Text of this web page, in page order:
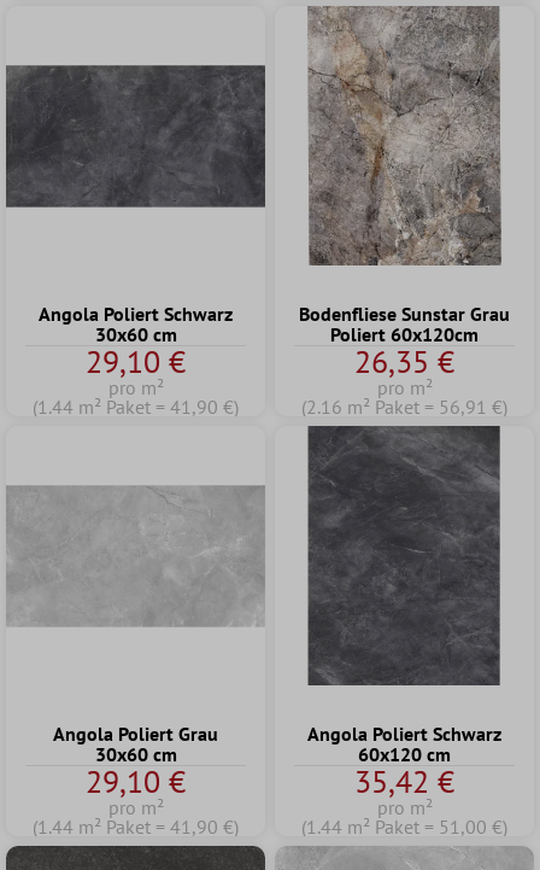
Angola Poliert Schwarz
30x60 cm
29,10 €
pro m²
(1.44 m² Paket = 41,90 €)
Bodenfliese Sunstar Grau
Poliert 60x120cm
26,35 €
pro m²
(2.16 m² Paket = 56,91 €)
Angola Poliert Grau
30x60 cm
29,10 €
pro m²
(1.44 m² Paket = 41,90 €)
Angola Poliert Schwarz
60x120 cm
35,42 €
pro m²
(1.44 m² Paket = 51,00 €)